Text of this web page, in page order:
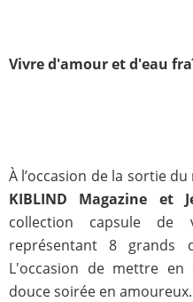
Vivre d'amour et d'eau
À l’occasion de la sortie
KIBLIND Magazine et
collection capsule de
représentant 8 grands
L'occasion de mettre
douce soirée en amoureux.